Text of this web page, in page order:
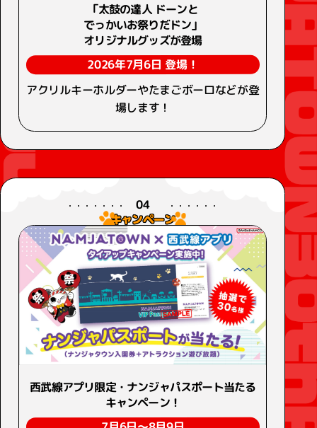
「太鼓の達人 ドーンと
でっかいお祭りだドン」
オリジナルグッズが登場
2026年7月6日 登場！
アクリルキーホルダーやたまごボーロなどが登
場します！
04
キャンペーン
西武線アプリ限定・ナンジャパスポート当たる
キャンペーン！